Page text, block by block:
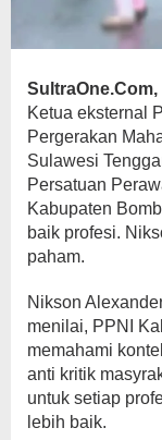
SultraOne.Com,
Ketua eksternal
Pergerakan
Sulawesi
Persatuan
Kabupaten
baik profesi.
paham.
Nikson
menilai, PPNI
memahami
anti kritik
untuk setiap
lebih baik.